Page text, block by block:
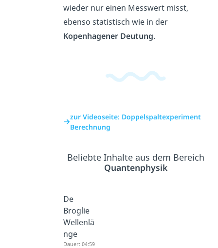
wieder nur einen Messwert misst,
ebenso statistisch wie in der
Kopenhagener Deutung.
zur Videoseite: Doppelspaltexperiment
Berechnung
Beliebte Inhalte aus dem Bereich
Quantenphysik
De
Broglie
Wellenlä
nge
Dauer: 04:59